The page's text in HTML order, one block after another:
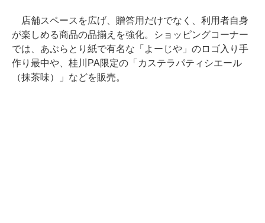
店舗スペースを広げ、贈答用だけでなく、利用者自身
が楽しめる商品の品揃えを強化。ショッピングコーナー
では、あぶらとり紙で有名な「よーじや」のロゴ入り手
作り最中や、桂川PA限定の「カステラパティシエール
（抹茶味）」などを販売。